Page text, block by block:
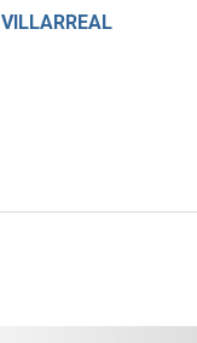
VILLARREAL